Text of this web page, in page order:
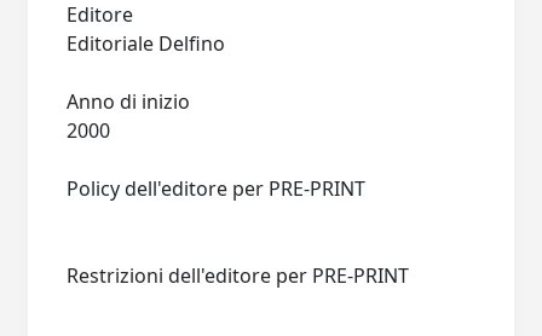
Editore
Anno di inizio
Policy dell'editore per PRE-PRINT
Restrizioni dell'editore per PRE-PRINT